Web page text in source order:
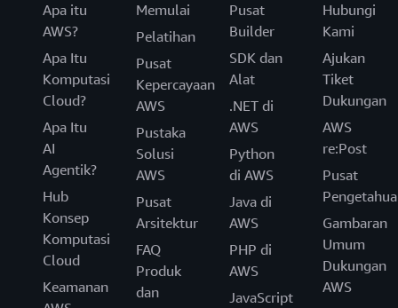
Apa itu
AWS?
Apa Itu
Komputasi
Cloud?
Apa Itu
AI
Agentik?
Hub
Konsep
Komputasi
Cloud
Keamanan
Memulai
Pelatihan
Pusat
Kepercayaan
AWS
Pustaka
Solusi
AWS
Pusat
Arsitektur
FAQ
Produk
dan
Pusat
Builder
SDK dan
Alat
.NET di
AWS
Python
di AWS
Java di
AWS
PHP di
AWS
JavaScript
Hubungi
Kami
Ajukan
Tiket
Dukungan
AWS
re:Post
Pusat
Gambaran
Umum
Dukungan
AWS